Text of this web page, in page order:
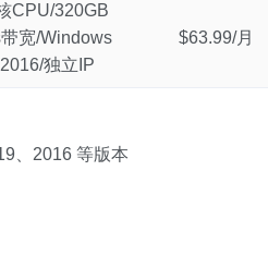
CPU/320GB
宽/Windows
独立IP
$63.99/月
、2016 等版本